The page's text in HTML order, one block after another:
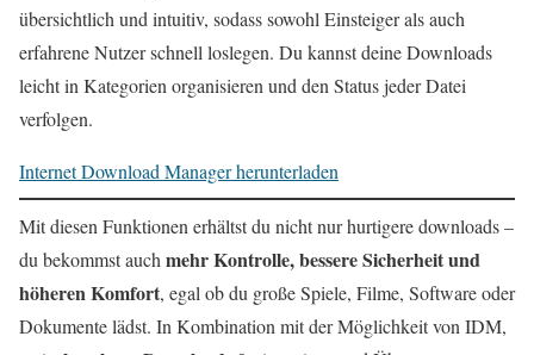
übersichtlich und intuitiv, sodass sowohl Einsteiger als auch
erfahrene Nutzer schnell loslegen. Du kannst deine Downloads
leicht in Kategorien organisieren und den Status jeder Datei
verfolgen.
Internet Download Manager herunterladen
Mit diesen Funktionen erhältst du nicht nur hurtigere downloads –
du bekommst auchmehr Kontrolle, bessere Sicherheit und
höheren Komfort, egal ob du große Spiele, Filme, Software oder
Dokumente lädst. In Kombination mit der Möglichkeit von IDM,